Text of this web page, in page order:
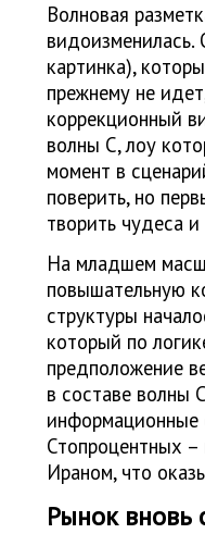
Волновая
видоизменилась.
картинка),
прежнему не
коррекционный
волны С, лоу
момент в
поверить, но
творить чудеса
На младшем
повышательную
структуры
который по
предположение
в составе волны
информационные
Стопроцентных
Ираном, что
Рынок вновь